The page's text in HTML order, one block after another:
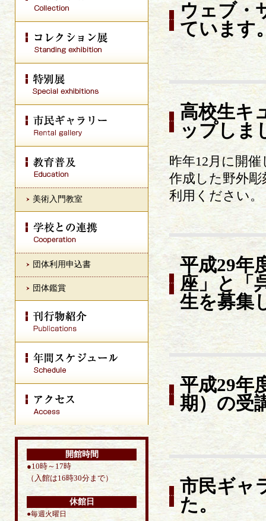
美術入門教室
団体利用申込書
団体鑑賞
開館時間
●10時～17時
（入館は16時30分まで）
休館日
●毎週火曜日
ウェブ・
ています
高校生キ
ップしま
昨年12月に開
作成した野外
利用ください。
平成29年
座」と「
生を募集
平成29年
期）の受
市民ギャ
た。